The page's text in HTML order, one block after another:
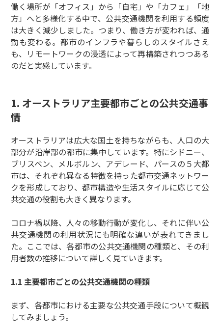
働く場所が「オフィス」から「自宅」や「カフェ」「地
方」へと多様化する中で、公共交通機関を利用する頻度
は大きく減少しました。つまり、働き方が変われば、通
勤も変わる。都市のインフラや暮らしのスタイルさえ
も、リモートワークの浸透によって再構築されつつある
のだと実感しています。
1. オーストラリア主要都市ごとの公共交通事
情
オーストラリアは広大な国土を持ちながらも、人口の大
部分が沿岸部の都市に集中しています。特にシドニー、
ブリスベン、メルボルン、アデレード、パースの５大都
市は、それぞれ異なる特徴を持った都市交通ネットワー
クを形成しており、都市構造や生活スタイルに応じて公
共交通の役割も大きく異なります。
コロナ禍以降、人々の移動行動が変化し、それに伴い公
共交通機関の利用状況にも明確な違いが表れてきまし
た。ここでは、各都市の公共交通機関の種類と、その利
用者数の推移について詳しく見ていきます。
1.1 主要都市ごとの公共交通機関の種類
まず、各都市における主要な公共交通手段について概観
してみましょう。